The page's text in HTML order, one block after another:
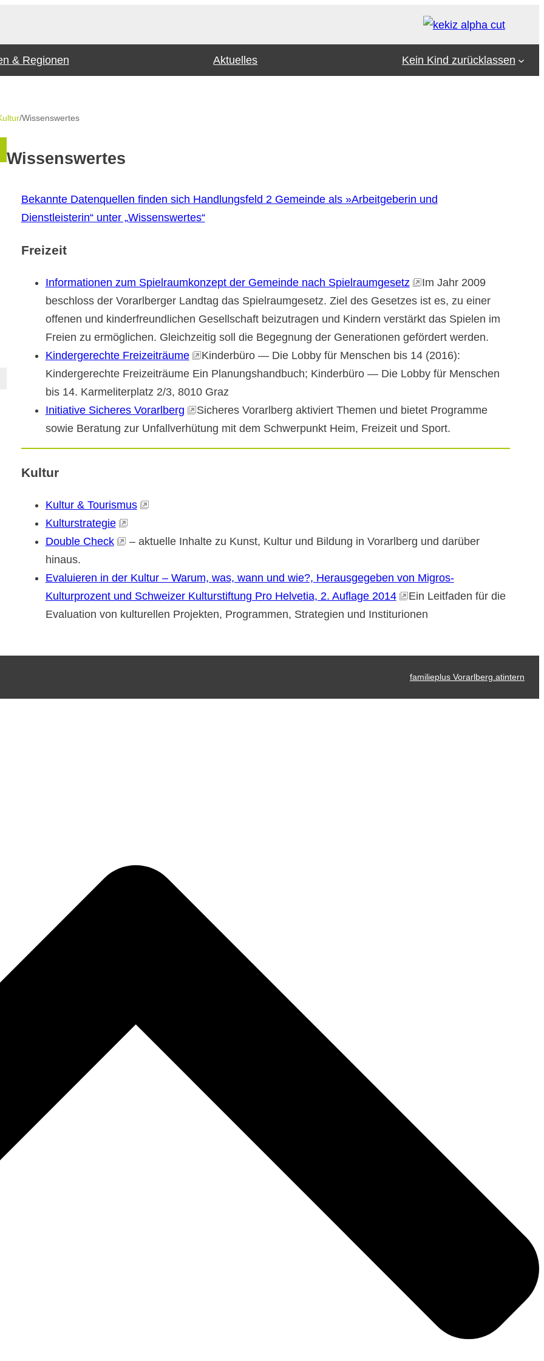
& Regionen Aktuelles Kein Kind zurücklassen
/Wissenswertes
Wissenswertes
Bekannte Datenquellen finden sich Handlungsfeld 2 Gemeinde als »Arbeitgeberin und
Dienstleisterin“ unter „Wissenswertes“
Freizeit
Informationen zum Spielraumkonzept der Gemeinde nach Spielraumgesetz
Im Jahr 2009
beschloss der Vorarlberger Landtag das Spielraumgesetz. Ziel des Gesetzes ist es, zu einer
offenen und kinderfreundlichen Gesellschaft beizutragen und Kindern verstärkt das Spielen im
Freien zu ermöglichen. Gleichzeitig soll die Begegnung der Generationen gefördert werden.
Kindergerechte Freizeiträume
Kinderbüro — Die Lobby für Menschen bis 14 (2016):
Kindergerechte Freizeiträume Ein Planungshandbuch; Kinderbüro — Die Lobby für Menschen
bis 14. Karmeliterplatz 2/3, 8010 Graz
Initiative Sicheres Vorarlberg
Sicheres Vorarlberg aktiviert Themen und bietet Programme
sowie Beratung zur Unfallverhütung mit dem Schwerpunkt Heim, Freizeit und Sport.
Kultur
Kultur & Tourismus
Kulturstrategie
Double Check
– aktuelle Inhalte zu Kunst, Kultur und Bildung in Vorarlberg und darüber
hinaus.
Evaluieren in der Kultur – Warum, was, wann und wie?, Herausgegeben von Migros-
Kulturprozent und Schweizer Kulturstiftung Pro Helvetia, 2. Auflage 2014
Ein Leitfaden für die
Evaluation von kulturellen Projekten, Programmen, Strategien und Institurionen
familieplus Vorarlberg.atintern